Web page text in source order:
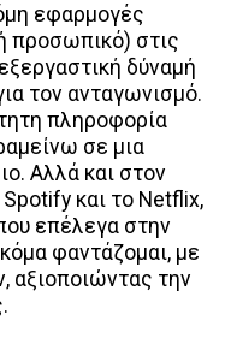
εφαρμογές
προσωπικό) στις
δύναμή
τον ανταγωνισμό.
πληροφορία
σε μια
Αλλά και στον
και το Netflix,
επέλεγα στην
φαντάζομαι, με
αξιοποιώντας την